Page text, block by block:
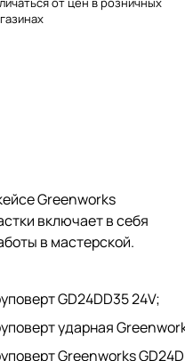
Greenworks
включает в себя
в мастерской.
GD24DD35 24V;
ударная
Greenworks